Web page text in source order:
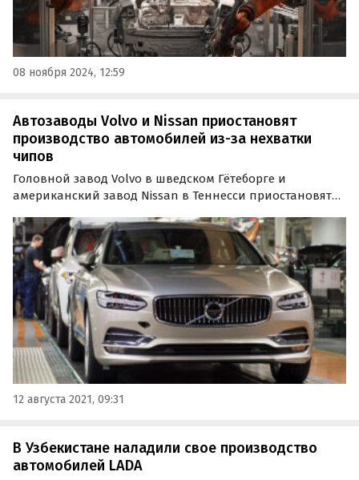
08 ноября 2024, 12:59
Автозаводы Volvo и Nissan приостановят
производство автомобилей из-за нехватки
чипов
Головной завод Volvo в шведском Гётеборге и
американский завод Nissan в Теннесси приостановят
Первый отправится в простой уже сегодня вечером, а
второй сделает это в понедельник, 16 августа.
12 августа 2021, 09:31
В Узбекистане наладили свое производство
автомобилей LADA